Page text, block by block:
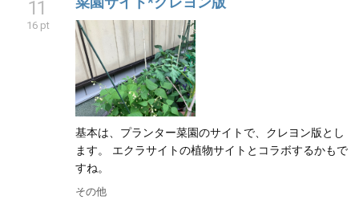
11
16 pt
基本は、プランター菜園のサイトで、クレヨン版とし
ます。 エクラサイトの植物サイトとコラボするかもで
すね。
その他